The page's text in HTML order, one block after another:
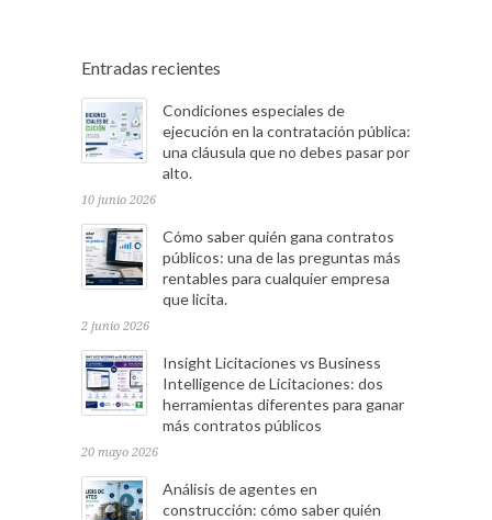
Entradas recientes
Condiciones especiales de
ejecución en la contratación pública:
una cláusula que no debes pasar por
alto.
10 junio 2026
Cómo saber quién gana contratos
públicos: una de las preguntas más
rentables para cualquier empresa
que licita.
2 junio 2026
Insight Licitaciones vs Business
Intelligence de Licitaciones: dos
herramientas diferentes para ganar
más contratos públicos
20 mayo 2026
Análisis de agentes en
construcción: cómo saber quién